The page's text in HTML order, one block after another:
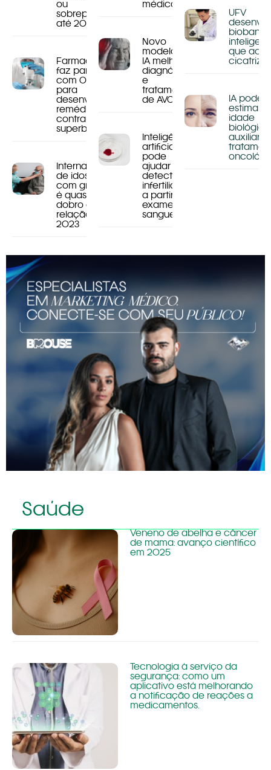
ou
sobrepeso
até 2044
Farmacêutica
faz parceria
com OpenAI
para
desenvolver
remédios
contra
superbactérias
Internação
de idosos
com gripe
é quase o
dobro em
relação a
2023
médicos
Novo
modelo de
IA melhora
diagnóstico
e
tratamento
de AVC
Inteligência
artificial
pode
ajudar a
detectar
infertilidade
a partir de
exame de
sangue
UFV
que
IA pode
estimar
idade
auxiliar
Saúde
Veneno de abelha e câncer
de mama: avanço científico
em 2025
Tecnologia à serviço da
segurança: como um
aplicativo está melhorando
a notificação de reações a
medicamentos.